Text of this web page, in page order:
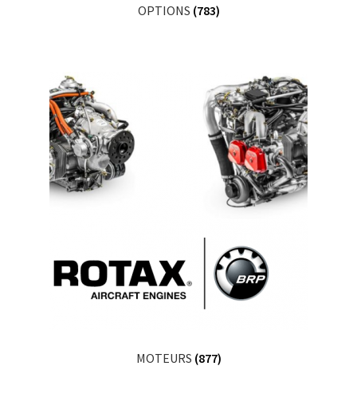
OPTIONS (783)
MOTEURS (877)